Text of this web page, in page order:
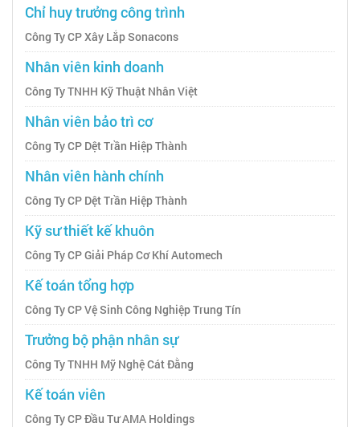
Chỉ huy trưởng công trình
Công Ty CP Xây Lắp Sonacons
Nhân viên kinh doanh
Công Ty TNHH Kỹ Thuật Nhân Việt
Nhân viên bảo trì cơ
Công Ty CP Dệt Trần Hiệp Thành
Nhân viên hành chính
Công Ty CP Dệt Trần Hiệp Thành
Kỹ sư thiết kế khuôn
Công Ty CP Giải Pháp Cơ Khí Automech
Kế toán tổng hợp
Công Ty CP Vệ Sinh Công Nghiệp Trung Tín
Trưởng bộ phận nhân sự
Công Ty TNHH Mỹ Nghệ Cát Đằng
Kế toán viên
Công Ty CP Đầu Tư AMA Holdings